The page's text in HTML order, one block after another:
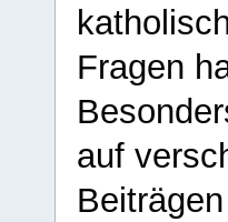
Fragen
auf